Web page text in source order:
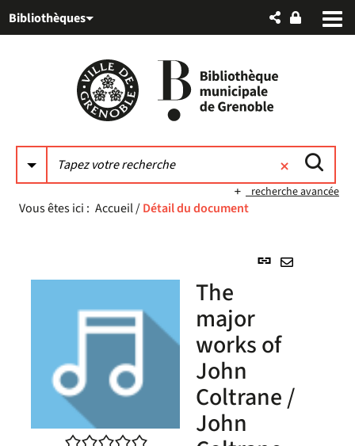
au
auBibliothèques
recherche avancée
Vous êtes ici : Accueil/Détail du document
Lien
/5
The
major
works of
John
Coltrane /
John